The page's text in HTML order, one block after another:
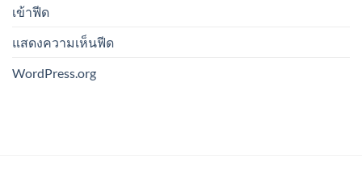
เข้าฟีด
แสดงความเห็นฟีด
WordPress.org